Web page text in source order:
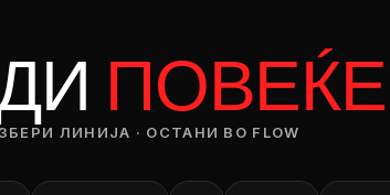
ПОВЕЌЕ
ЛИНИЈА · ОСТАНИ ВО FLOW